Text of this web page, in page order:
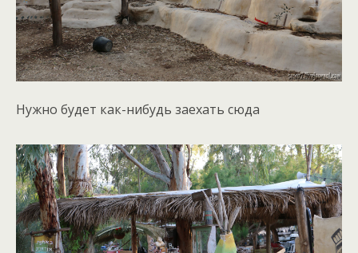
Нужно будет как-нибудь заехать сюда